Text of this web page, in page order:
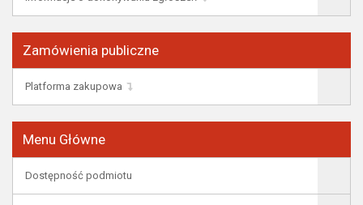
Zamówienia publiczne
Platforma zakupowa
Menu Główne
Dostępność podmiotu